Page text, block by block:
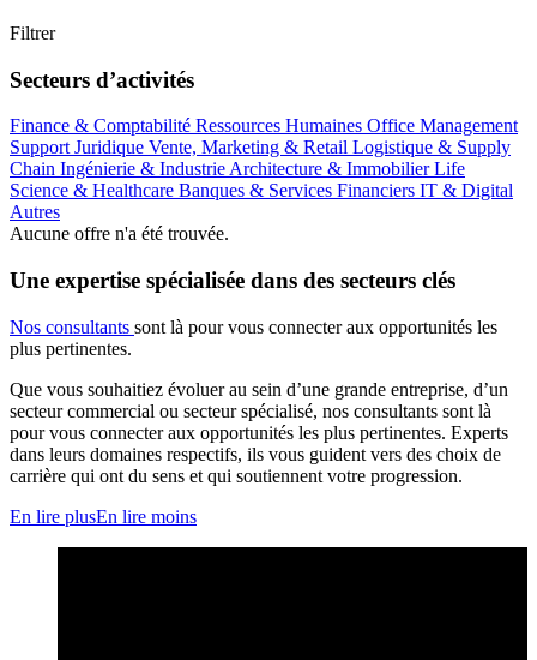
Filtrer
Secteurs d’activités
Finance & Comptabilité Ressources Humaines Office Management
SupportJuridique Vente, Marketing & Retail Logistique & Supply
Chain Ingénierie & IndustrieArchitecture & ImmobilierLife
Science & Healthcare Banques & Services Financiers IT & Digital
Autres
Aucune offre n'a été trouvée.
Une expertise spécialisée dans des secteurs clés
Nos consultants sont là pour vous connecter aux opportunités les
plus pertinentes.
Que vous souhaitiez évoluer au sein d’une grande entreprise, d’un
secteur commercial ou secteur spécialisé, nos consultants sont là
pour vous connecter aux opportunités les plus pertinentes. Experts
dans leurs domaines respectifs, ils vous guident vers des choix de
carrière qui ont du sens et qui soutiennent votre progression.
En lire plusEn lire moins